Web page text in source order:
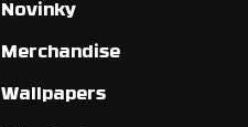
Novinky
Merchandise
Wallpapers